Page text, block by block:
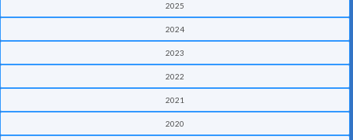
2025
2024
2023
2022
2021
2020